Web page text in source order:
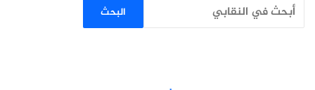
البحث